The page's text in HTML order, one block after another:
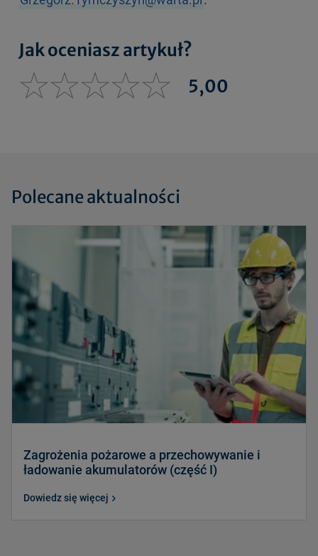
Jak oceniasz artykuł?
5,00
Polecane aktualności
Zagrożenia pożarowe a przechowywanie i
ładowanie akumulatorów (część I)
Dowiedz się więcej